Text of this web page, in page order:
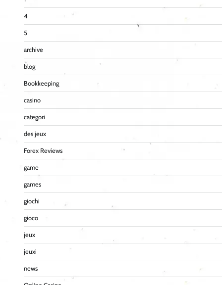
4
5
archive
blog
Bookkeeping
casino
categori
des jeux
Forex Reviews
game
games
giochi
gioco
jeux
jeuxi
news